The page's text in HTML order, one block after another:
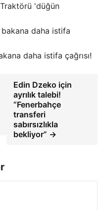
Traktörü 'düğün
daha istifa çağrısı!
Edin Dzeko için
ayrılık talebi!
“Fenerbahçe
transferi
sabırsızlıkla
bekliyor” →